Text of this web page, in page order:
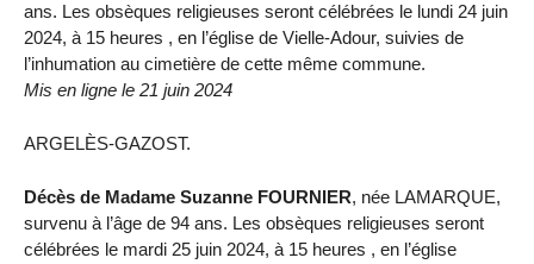
ans. Les obsèques religieuses seront célébrées le lundi 24 juin
2024, à 15 heures , en l’église de Vielle-Adour, suivies de
l’inhumation au cimetière de cette même commune.
Mis en ligne le 21 juin 2024
ARGELÈS-GAZOST.
Décès de Madame Suzanne FOURNIER, née LAMARQUE,
survenu à l’âge de 94 ans. Les obsèques religieuses seront
célébrées le mardi 25 juin 2024, à 15 heures , en l’église